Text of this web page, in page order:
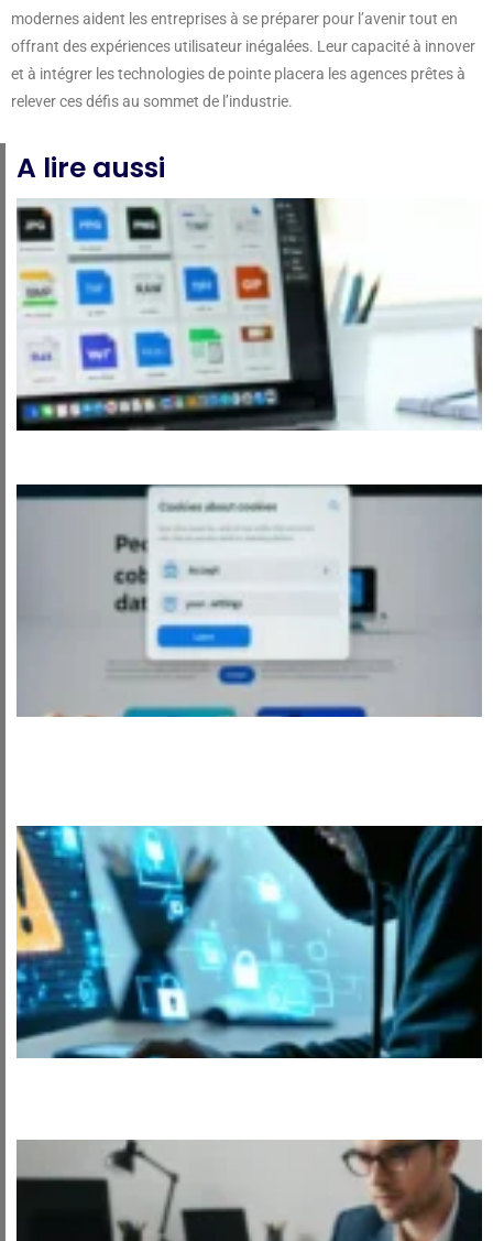
modernes aident les entreprises à se préparer pour l’avenir tout en
offrant des expériences utilisateur inégalées. Leur capacité à innover
et à intégrer les technologies de pointe placera les agences prêtes à
relever ces défis au sommet de l’industrie.
A lire aussi